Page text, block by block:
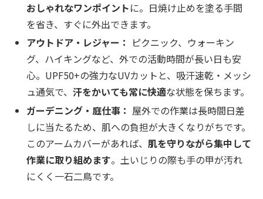
おしゃれなワンポイントに。日焼け止めを塗る手間
を省き、すぐに外出できます。
アウトドア・レジャー： ピクニック、ウォーキン
グ、ハイキングなど、外での活動時間が長い日も安
心。UPF50+の強力なUVカットと、吸汗速乾・メッシ
ュ通気で、汗をかいても常に快適な状態を保ちます。
ガーデニング・庭仕事： 屋外での作業は長時間日差
しに当たるため、肌への負担が大きくなりがちです。
このアームカバーがあれば、肌を守りながら集中して
作業に取り組めます。土いじりの際も手の甲が汚れ
にくく一石二鳥です。